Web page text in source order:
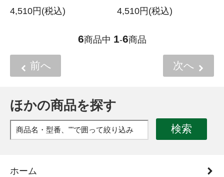
4,510円(税込)
4,510円(税込)
6商品中 1-6商品
前へ 次へ
ほかの商品を探す
検索
ホーム